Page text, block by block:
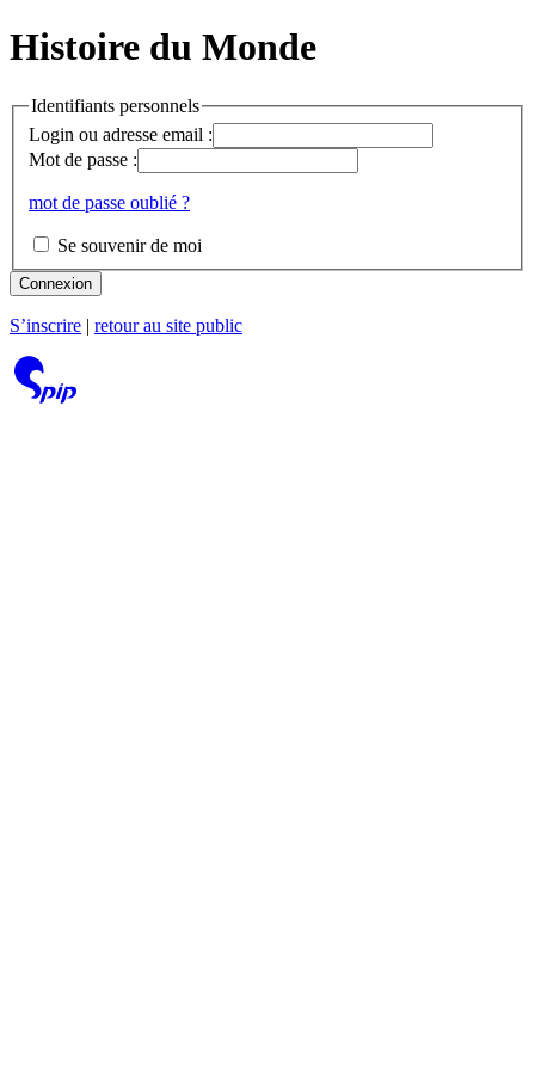
Histoire du Monde
Identifiants personnels
Login ou adresse email :
Mot de passe :
mot de passe oublié ?
Se souvenir de moi
Connexion
S’inscrire retour au site public